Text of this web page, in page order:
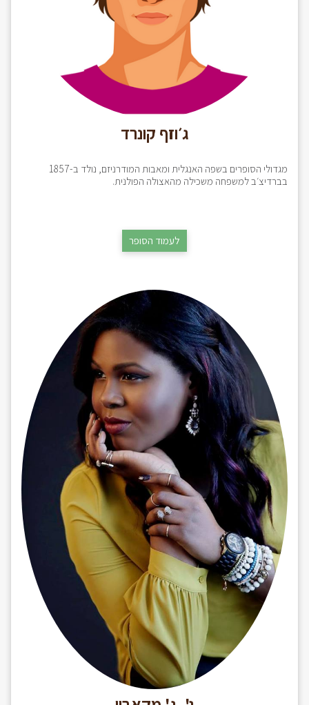
ג׳וזף קונרד
מגדולי הסופרים בשפה האנגלית ומאבות המודרניזם, נולד ב-1857
בברדיצ׳ב למשפחה משכילה מהאצולה הפולנית.
לעמוד הסופר